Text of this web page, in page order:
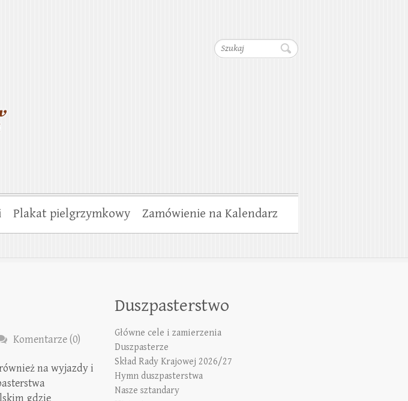
Szukaj
Wodociągów, Kanalizacji,
Środowiska
Plakat pielgrzymkowy Zamówienie na Kalendarz
Komentarze (0)
na wyjazdy i
gdzie
Duszpasterstwo
Główne cele i zamierzenia
Duszpasterze
Skład Rady Krajowej 2026/27
Hymn duszpasterstwa
Nasze sztandary